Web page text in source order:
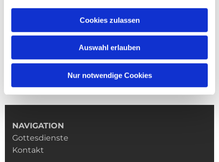
Cookies zulassen
Auswahl erlauben
Nur notwendige Cookies
NAVIGATION
Gottesdienste
Kontakt